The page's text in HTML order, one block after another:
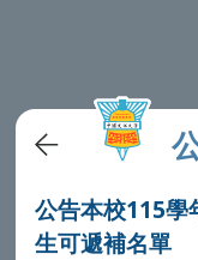
公告本校115學
生可遞補名單